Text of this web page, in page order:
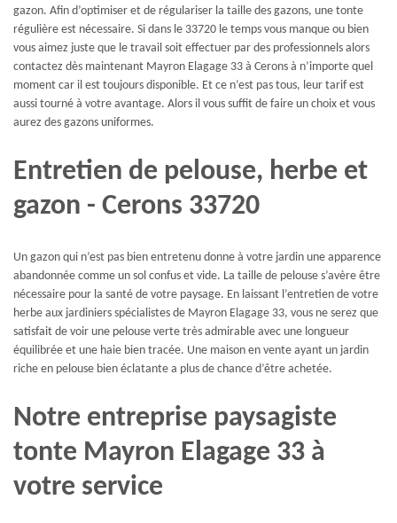
gazon. Afin d’optimiser et de régulariser la taille des gazons, une tonte
régulière est nécessaire. Si dans le 33720 le temps vous manque ou bien
vous aimez juste que le travail soit effectuer par des professionnels alors
contactez dès maintenant Mayron Elagage 33 à Cerons à n’importe quel
moment car il est toujours disponible. Et ce n’est pas tous, leur tarif est
aussi tourné à votre avantage. Alors il vous suffit de faire un choix et vous
aurez des gazons uniformes.
Entretien de pelouse, herbe et
gazon - Cerons 33720
Un gazon qui n’est pas bien entretenu donne à votre jardin une apparence
abandonnée comme un sol confus et vide. La taille de pelouse s’avère être
nécessaire pour la santé de votre paysage. En laissant l’entretien de votre
herbe aux jardiniers spécialistes de Mayron Elagage 33, vous ne serez que
satisfait de voir une pelouse verte très admirable avec une longueur
équilibrée et une haie bien tracée. Une maison en vente ayant un jardin
riche en pelouse bien éclatante a plus de chance d’être achetée.
Notre entreprise paysagiste
tonte Mayron Elagage 33 à
votre service